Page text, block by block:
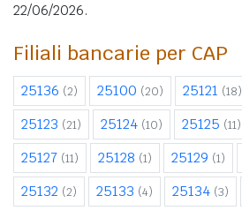
22/06/2026.
Filiali bancarie per CAP
25136 (2) 25100 (20) 25121 (18)
25123 (21) 25124 (10) 25125 (11)
25127 (11) 25128 (1) 25129 (1)
25132 (2) 25133 (4) 25134 (3)